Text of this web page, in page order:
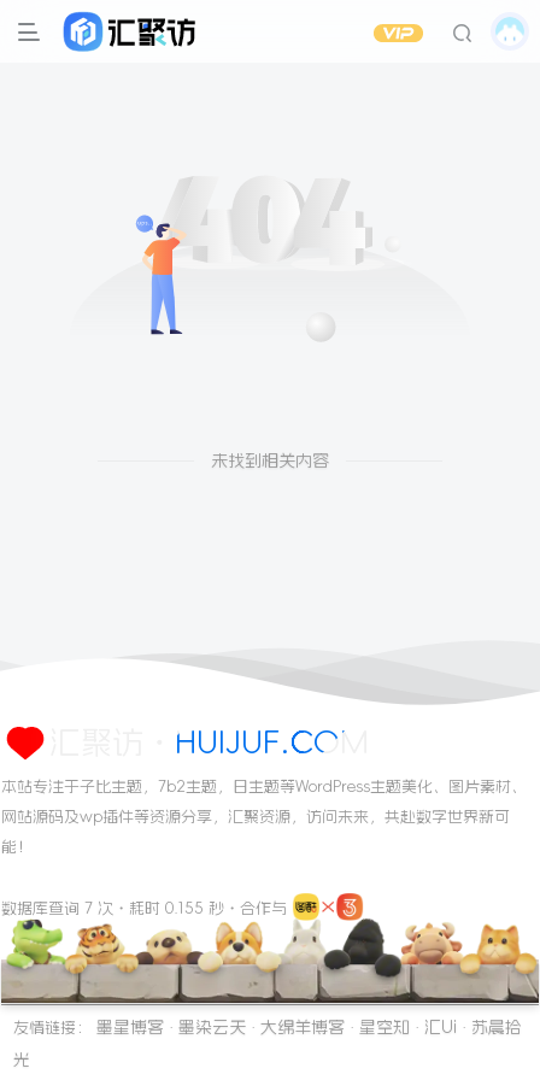
未找到相关内容
汇聚访・HUIJUF.COM
本站专注于子比主题，7b2主题，日主题等WordPress主题美化、图片素材、
网站源码及wp插件等资源分享，汇聚资源，访问未来，共赴数字世界新可
能！
数据库查询 7 次・耗时 0.155 秒・合作与
友情链接： 墨星博客 · 墨染云天 · 大绵羊博客 · 星空知 · 汇Ui · 苏晨拾
光